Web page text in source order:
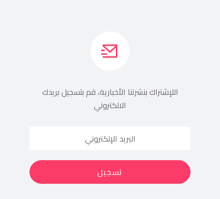
اللإشتراك بنشرتنا الأخبارية، قم بتسجيل بريدك
الالكتروني